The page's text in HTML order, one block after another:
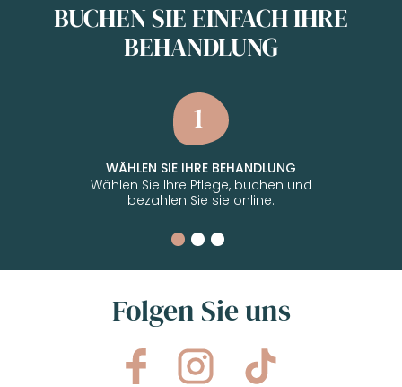
BUCHEN SIE EINFACH IHRE
BEHANDLUNG
WÄHLEN SIE IHRE BEHANDLUNG
Wählen Sie Ihre Pflege, buchen und
bezahlen Sie sie online.
Folgen Sie uns